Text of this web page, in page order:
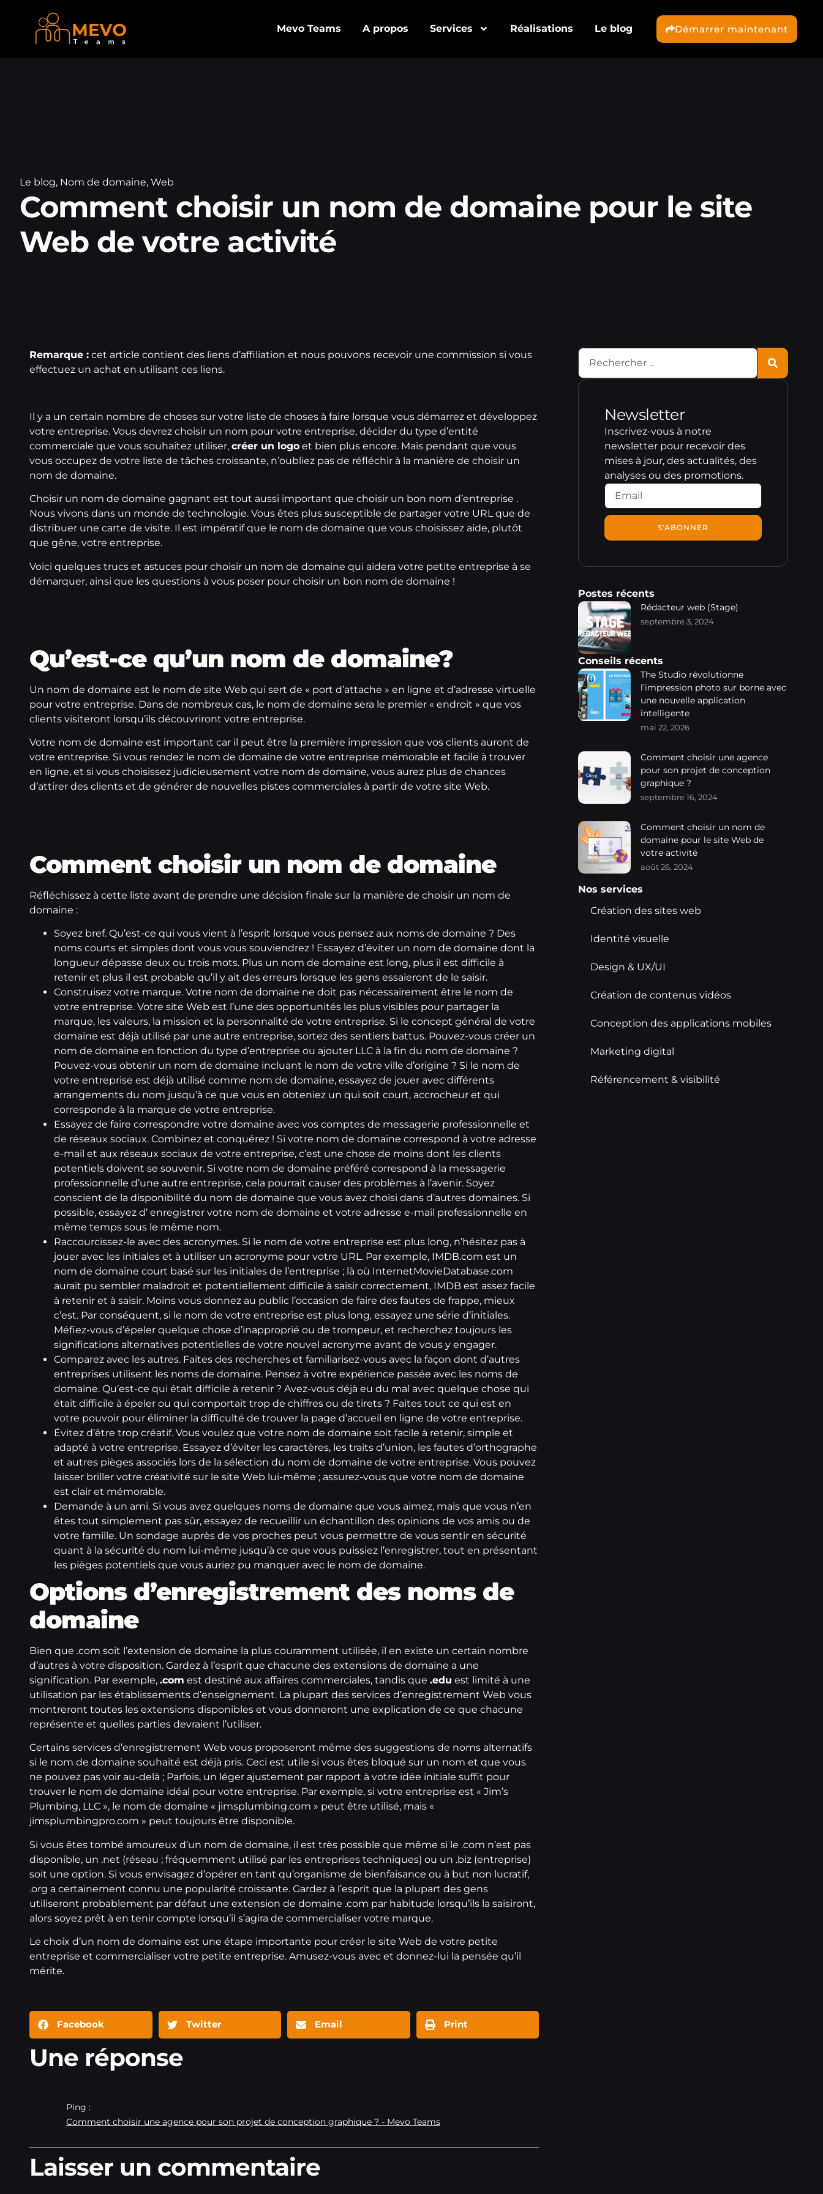
Mevo Teams A propos Services Réalisations Le blog Démarrer maintenant
Le blog, Nom de domaine, Web
Comment choisir un nom de domaine pour le site
Web de votre activité
Remarque : cet article contient des liens d’affiliation et nous pouvons recevoir une commission si vous
effectuez un achat en utilisant ces liens.
Il y a un certain nombre de choses sur votre liste de choses à faire lorsque vous démarrez et développez
votre entreprise. Vous devrez choisir un nom pour votre entreprise, décider du type d’entité
commerciale que vous souhaitez utiliser, créer un logo et bien plus encore. Mais pendant que vous
vous occupez de votre liste de tâches croissante, n’oubliez pas de réfléchir à la manière de choisir un
nom de domaine.
Choisir un nom de domaine gagnant est tout aussi important que choisir un bon nom d’entreprise .
Nous vivons dans un monde de technologie. Vous êtes plus susceptible de partager votre URL que de
distribuer une carte de visite. Il est impératif que le nom de domaine que vous choisissez aide, plutôt
que gêne, votre entreprise.
Voici quelques trucs et astuces pour choisir un nom de domaine qui aidera votre petite entreprise à se
démarquer, ainsi que les questions à vous poser pour choisir un bon nom de domaine !
Qu’est-ce qu’un nom de domaine?
Un nom de domaine est le nom de site Web qui sert de « port d’attache » en ligne et d’adresse virtuelle
pour votre entreprise. Dans de nombreux cas, le nom de domaine sera le premier « endroit » que vos
clients visiteront lorsqu’ils découvriront votre entreprise.
Votre nom de domaine est important car il peut être la première impression que vos clients auront de
votre entreprise. Si vous rendez le nom de domaine de votre entreprise mémorable et facile à trouver
en ligne, et si vous choisissez judicieusement votre nom de domaine, vous aurez plus de chances
d’attirer des clients et de générer de nouvelles pistes commerciales à partir de votre site Web.
Comment choisir un nom de domaine
Réfléchissez à cette liste avant de prendre une décision finale sur la manière de choisir un nom de
domaine :
Soyez bref. Qu’est-ce qui vous vient à l’esprit lorsque vous pensez aux noms de domaine ? Des
noms courts et simples dont vous vous souviendrez ! Essayez d’éviter un nom de domaine dont la
longueur dépasse deux ou trois mots. Plus un nom de domaine est long, plus il est difficile à
retenir et plus il est probable qu’il y ait des erreurs lorsque les gens essaieront de le saisir.
Construisez votre marque. Votre nom de domaine ne doit pas nécessairement être le nom de
votre entreprise. Votre site Web est l’une des opportunités les plus visibles pour partager la
marque, les valeurs, la mission et la personnalité de votre entreprise. Si le concept général de votre
domaine est déjà utilisé par une autre entreprise, sortez des sentiers battus. Pouvez-vous créer un
nom de domaine en fonction du type d’entreprise ou ajouter LLC à la fin du nom de domaine ?
Pouvez-vous obtenir un nom de domaine incluant le nom de votre ville d’origine ? Si le nom de
votre entreprise est déjà utilisé comme nom de domaine, essayez de jouer avec différents
arrangements du nom jusqu’à ce que vous en obteniez un qui soit court, accrocheur et qui
corresponde à la marque de votre entreprise.
Essayez de faire correspondre votre domaine avec vos comptes de messagerie professionnelle et
de réseaux sociaux. Combinez et conquérez ! Si votre nom de domaine correspond à votre adresse
e-mail et aux réseaux sociaux de votre entreprise, c’est une chose de moins dont les clients
potentiels doivent se souvenir. Si votre nom de domaine préféré correspond à la messagerie
professionnelle d’une autre entreprise, cela pourrait causer des problèmes à l’avenir. Soyez
conscient de la disponibilité du nom de domaine que vous avez choisi dans d’autres domaines. Si
possible, essayez d’ enregistrer votre nom de domaine et votre adresse e-mail professionnelle en
même temps sous le même nom.
Raccourcissez-le avec des acronymes. Si le nom de votre entreprise est plus long, n’hésitez pas à
jouer avec les initiales et à utiliser un acronyme pour votre URL. Par exemple, IMDB.com est un
nom de domaine court basé sur les initiales de l’entreprise ; là où InternetMovieDatabase.com
aurait pu sembler maladroit et potentiellement difficile à saisir correctement, IMDB est assez facile
à retenir et à saisir. Moins vous donnez au public l’occasion de faire des fautes de frappe, mieux
c’est. Par conséquent, si le nom de votre entreprise est plus long, essayez une série d’initiales.
Méfiez-vous d’épeler quelque chose d’inapproprié ou de trompeur, et recherchez toujours les
significations alternatives potentielles de votre nouvel acronyme avant de vous y engager.
Comparez avec les autres. Faites des recherches et familiarisez-vous avec la façon dont d’autres
entreprises utilisent les noms de domaine. Pensez à votre expérience passée avec les noms de
domaine. Qu’est-ce qui était difficile à retenir ? Avez-vous déjà eu du mal avec quelque chose qui
était difficile à épeler ou qui comportait trop de chiffres ou de tirets ? Faites tout ce qui est en
votre pouvoir pour éliminer la difficulté de trouver la page d’accueil en ligne de votre entreprise.
Évitez d’être trop créatif. Vous voulez que votre nom de domaine soit facile à retenir, simple et
adapté à votre entreprise. Essayez d’éviter les caractères, les traits d’union, les fautes d’orthographe
et autres pièges associés lors de la sélection du nom de domaine de votre entreprise. Vous pouvez
laisser briller votre créativité sur le site Web lui-même ; assurez-vous que votre nom de domaine
est clair et mémorable.
Demande à un ami. Si vous avez quelques noms de domaine que vous aimez, mais que vous n’en
êtes tout simplement pas sûr, essayez de recueillir un échantillon des opinions de vos amis ou de
votre famille. Un sondage auprès de vos proches peut vous permettre de vous sentir en sécurité
quant à la sécurité du nom lui-même jusqu’à ce que vous puissiez l’enregistrer, tout en présentant
les pièges potentiels que vous auriez pu manquer avec le nom de domaine.
Options d’enregistrement des noms de
domaine
Bien que .com soit l’extension de domaine la plus couramment utilisée, il en existe un certain nombre
d’autres à votre disposition. Gardez à l’esprit que chacune des extensions de domaine a une
signification. Par exemple, .com est destiné aux affaires commerciales, tandis que .edu est limité à une
utilisation par les établissements d’enseignement. La plupart des services d’enregistrement Web vous
montreront toutes les extensions disponibles et vous donneront une explication de ce que chacune
représente et quelles parties devraient l’utiliser.
Certains services d’enregistrement Web vous proposeront même des suggestions de noms alternatifs
si le nom de domaine souhaité est déjà pris. Ceci est utile si vous êtes bloqué sur un nom et que vous
ne pouvez pas voir au-delà ; Parfois, un léger ajustement par rapport à votre idée initiale suffit pour
trouver le nom de domaine idéal pour votre entreprise. Par exemple, si votre entreprise est « Jim’s
Plumbing, LLC », le nom de domaine « jimsplumbing.com » peut être utilisé, mais «
jimsplumbingpro.com » peut toujours être disponible.
Si vous êtes tombé amoureux d’un nom de domaine, il est très possible que même si le .com n’est pas
disponible, un .net (réseau ; fréquemment utilisé par les entreprises techniques) ou un .biz (entreprise)
soit une option. Si vous envisagez d’opérer en tant qu’organisme de bienfaisance ou à but non lucratif,
.org a certainement connu une popularité croissante. Gardez à l’esprit que la plupart des gens
utiliseront probablement par défaut une extension de domaine .com par habitude lorsqu’ils la saisiront,
alors soyez prêt à en tenir compte lorsqu’il s’agira de commercialiser votre marque.
Le choix d’un nom de domaine est une étape importante pour créer le site Web de votre petite
entreprise et commercialiser votre petite entreprise. Amusez-vous avec et donnez-lui la pensée qu’il
mérite.
Facebook Twitter Email Print
Une réponse
Ping :
Comment choisir une agence pour son projet de conception graphique ? - Mevo Teams
Laisser un commentaire
Newsletter
Inscrivez-vous à notre
newsletter pour recevoir des
mises à jour, des actualités, des
analyses ou des promotions.
S'ABONNER
Postes récents
Rédacteur web (Stage)
septembre 3, 2024
Conseils récents
The Studio révolutionne
l’impression photo sur borne avec
une nouvelle application
intelligente
mai 22, 2026
Comment choisir une agence
pour son projet de conception
graphique ?
septembre 16, 2024
Comment choisir un nom de
domaine pour le site Web de
votre activité
août 26, 2024
Nos services
Création des sites web
Identité visuelle
Design & UX/UI
Création de contenus vidéos
Conception des applications mobiles
Marketing digital
Référencement & visibilité